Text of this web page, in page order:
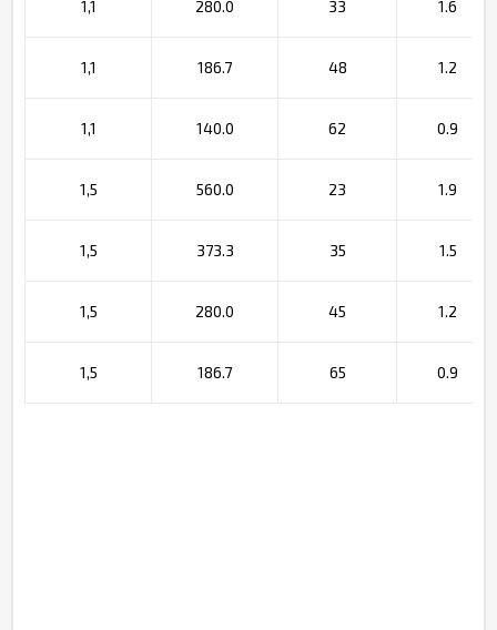
1,1 280.0 33 1.6
1,1 186.7 48 1.2
1,1 140.0 62 0.9
1,5 560.0 23 1.9
1,5 373.3 35 1.5
1,5 280.0 45 1.2
1,5 186.7 65 0.9